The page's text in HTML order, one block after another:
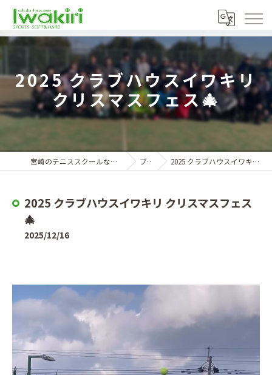
2025 クラブハウスイワキリ
クリスマスフェス🎄
宮崎のテニススクールならクラブハウスイワキリ ブログ 2025 クラブハウスイワキリ クリスマスフェス🎄
2025 クラブハウスイワキリ クリスマスフェス
🎄
2025/12/16